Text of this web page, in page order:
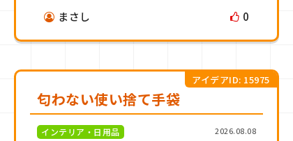
まさし 0
匂わない使い捨て手袋
アイデアID: 15975
インテリア・日用品 2026.08.08